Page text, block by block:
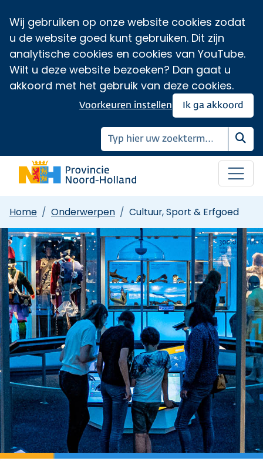
Wij gebruiken op onze website cookies zodat
u de website goed kunt gebruiken. Dit zijn
analytische cookies en cookies van YouTube.
Wilt u deze website bezoeken? Dan gaat u
akkoord met het gebruik van deze cookies.
Ik ga akkoord
Voorkeuren instellen
Home Onderwerpen Cultuur, Sport & Erfgoed